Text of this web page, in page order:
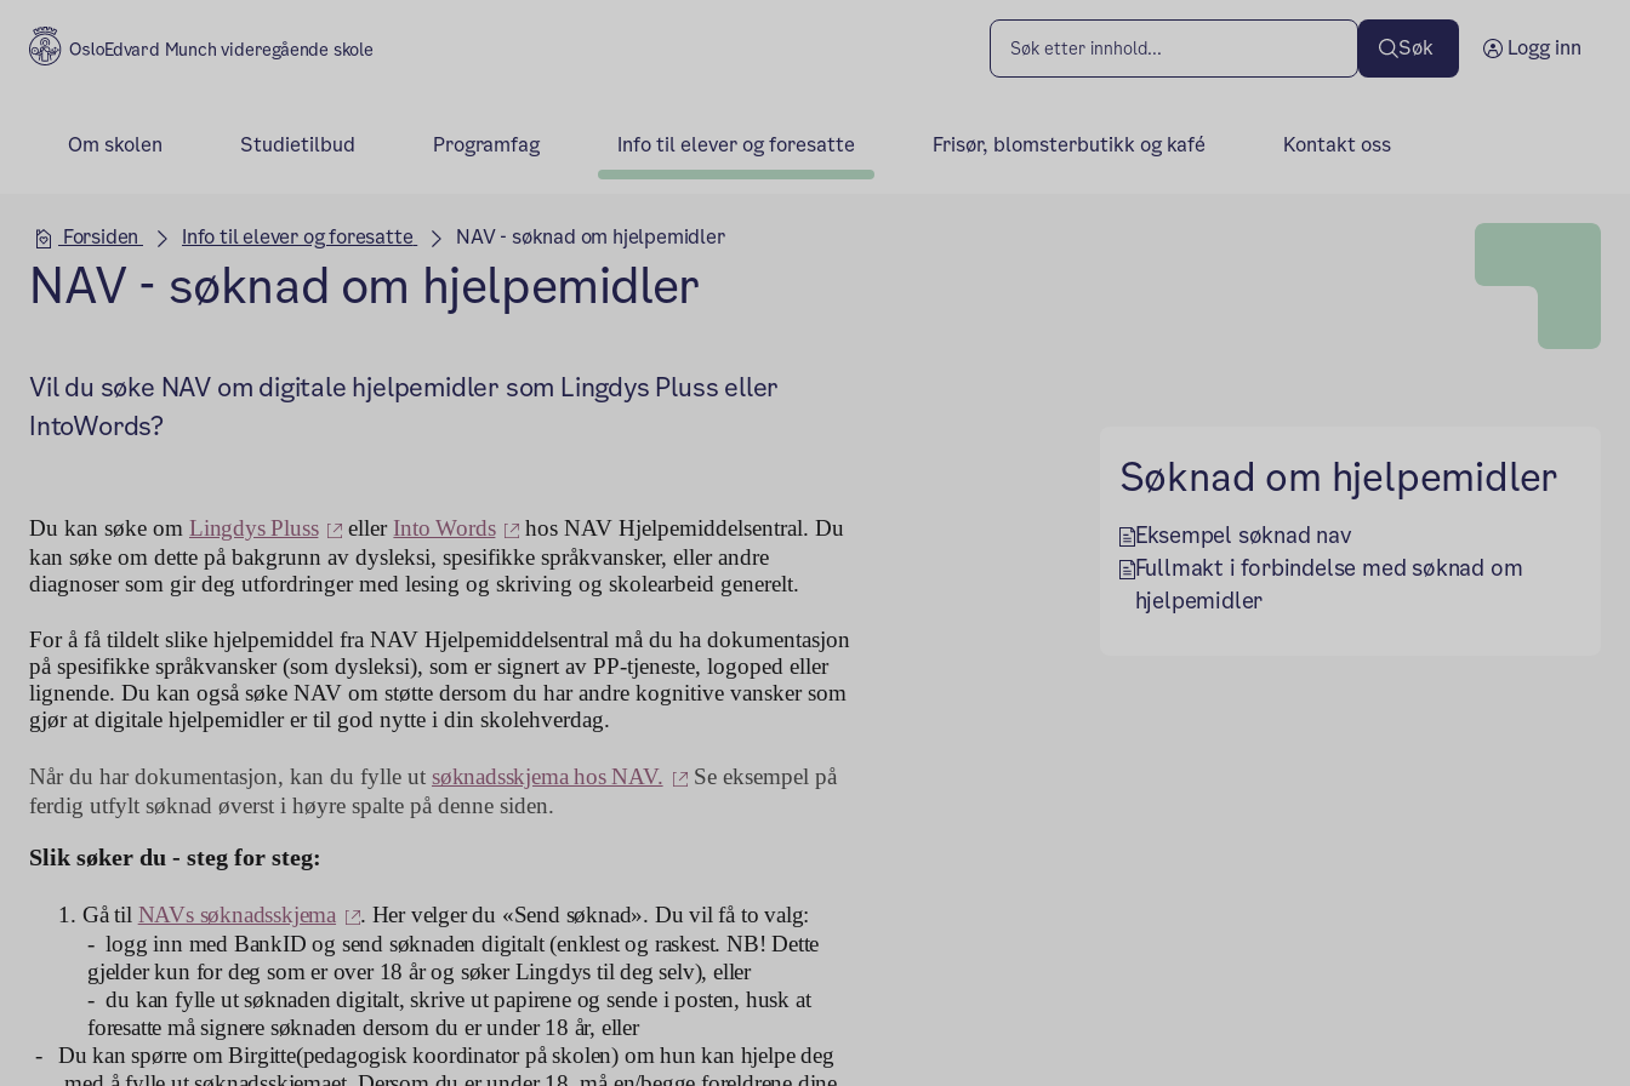
Edvard Munch videregående skole Søk Logg inn
Om skolen Studietilbud Programfag Info til elever og foresatte Frisør, blomsterbutikk og kafé Kontakt oss
Hovedseksjon
Forsiden Info til elever og foresatte NAV - søknad om hjelpemidler
NAV - søknad om hjelpemidler
Vil du søke NAV om digitale hjelpemidler som Lingdys Pluss eller
IntoWords?
Du kan søke om Lingdys Pluss (ekstern lenke)
eller Into Words (ekstern lenke)
hos NAV Hjelpemiddelsentral. Du
kan søke om dette på bakgrunn av dysleksi, spesifikke språkvansker, eller andre
diagnoser som gir deg utfordringer med lesing og skriving og skolearbeid generelt.
For å få tildelt slike hjelpemiddel fra NAV Hjelpemiddelsentral må du ha dokumentasjon
på spesifikke språkvansker (som dysleksi), som er signert av PP-tjeneste, logoped eller
lignende. Du kan også søke NAV om støtte dersom du har andre kognitive vansker som
gjør at digitale hjelpemidler er til god nytte i din skolehverdag.
Når du har dokumentasjon, kan du fylle ut søknadsskjema hos NAV. (ekstern lenke)
Se eksempel på
ferdig utfylt søknad øverst i høyre spalte på denne siden.
Slik søker du - steg for steg:
1. Gå til NAVs søknadsskjema(ekstern lenke)
. Her velger du «Send søknad». Du vil få to valg:
- logg inn med BankID og send søknaden digitalt (enklest og raskest. NB! Dette
gjelder kun for deg som er over 18 år og søker Lingdys til deg selv), eller
- du kan fylle ut søknaden digitalt, skrive ut papirene og sende i posten, husk at
foresatte må signere søknaden dersom du er under 18 år, eller
-
Du kan spørre om Birgitte(pedagogisk koordinator på skolen) om hun kan hjelpe deg
Søknad om hjelpemidler
Eksempel søknad nav
Fullmakt i forbindelse med søknad om
hjelpemidler